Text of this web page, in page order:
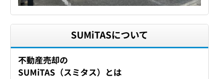
SUMiTASについて
不動産売却の
SUMiTAS（スミタス）とは